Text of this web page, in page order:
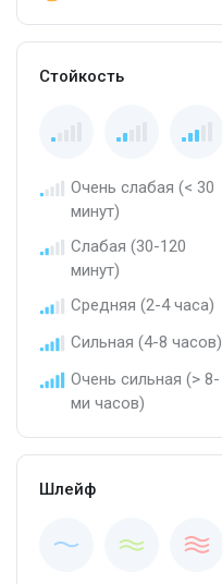
Стойкость
Очень слабая (< 30
минут)
Слабая (30-120
минут)
Средняя (2-4 часа)
Сильная (4-8 часов)
Очень сильная (> 8-
ми часов)
Шлейф